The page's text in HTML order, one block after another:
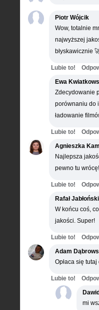
Piotr Wójcik
Wow, totalnie
najwyższej
błyskawicznie
Lubie to!
Ewa
Zdecydowanie
porównaniu do
ładowanie
Lubie to!
Agnieszka
Najlepsza
pewno tu
Lubie to!
Rafał Jabłoński
W końcu coś,
jakości. Super!
Lubie to!
Adam
Opłaca się
Lubie to!
mi